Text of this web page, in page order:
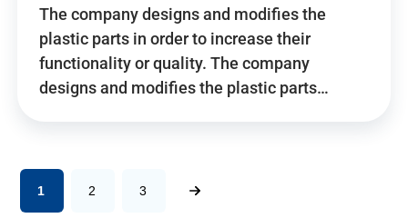
The company designs and modifies the
plastic parts in order to increase their
functionality or quality. The company
designs and modifies the plastic parts…
1 2 3